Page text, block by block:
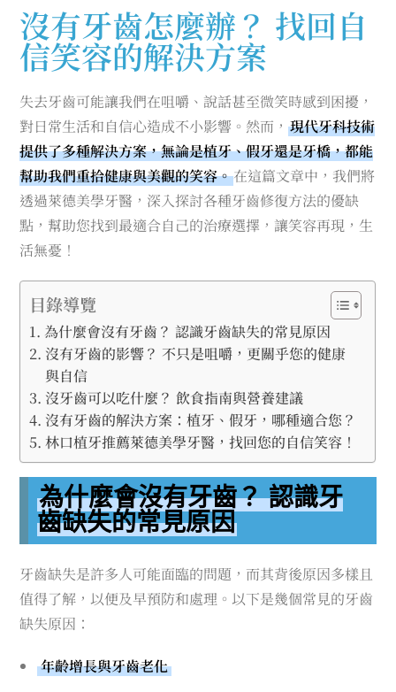
沒有牙齒怎麼辦？ 找回自
信笑容的解決方案
失去牙齒可能讓我們在咀嚼、說話甚至微笑時感到困擾，
對日常生活和自信心造成不小影響。然而，現代牙科技術
提供了多種解決方案，無論是植牙、假牙還是牙橋，都能
幫助我們重拾健康與美觀的笑容。在這篇文章中，我們將
透過萊德美學牙醫，深入探討各種牙齒修復方法的優缺
點，幫助您找到最適合自己的治療選擇，讓笑容再現，生
活無憂！
目錄導覽
為什麼會沒有牙齒？ 認識牙齒缺失的常見原因
沒有牙齒的影響？ 不只是咀嚼，更關乎您的健康
與自信
沒牙齒可以吃什麼？ 飲食指南與營養建議
沒有牙齒的解決方案：植牙、假牙，哪種適合您？
林口植牙推薦萊德美學牙醫，找回您的自信笑容！
為什麼會沒有牙齒？ 認識牙
齒缺失的常見原因
牙齒缺失是許多人可能面臨的問題，而其背後原因多樣且
值得了解，以便及早預防和處理。以下是幾個常見的牙齒
缺失原因：
年齡增長與牙齒老化